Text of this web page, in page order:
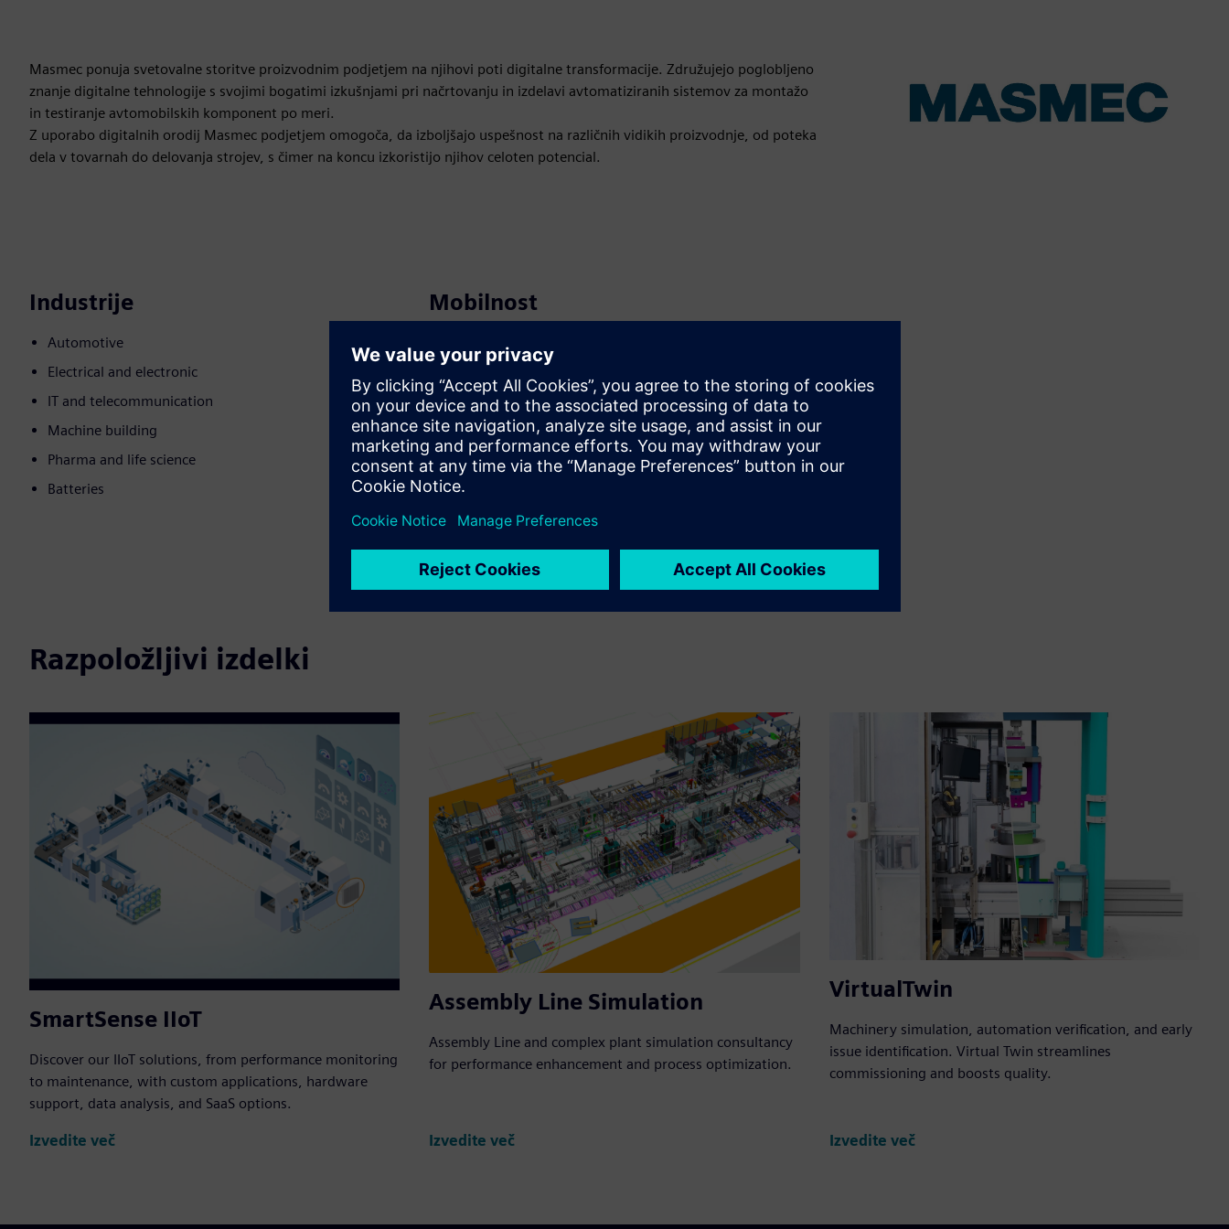
Masmec ponuja svetovalne storitve proizvodnim podjetjem na njihovi poti digitalne transformacije. Združujejo poglobljeno
znanje digitalne tehnologije s svojimi bogatimi izkušnjami pri načrtovanju in izdelavi avtomatiziranih sistemov za montažo
in testiranje avtomobilskih komponent po meri.
Z uporabo digitalnih orodij Masmec podjetjem omogoča, da izboljšajo uspešnost na različnih vidikih proizvodnje, od poteka
dela v tovarnah do delovanja strojev, s čimer na koncu izkoristijo njihov celoten potencial.
Industrije
Automotive
Electrical and electronic
IT and telecommunication
Machine building
Pharma and life science
Batteries
Mobilnost
Razširi ali gradi na izdelku/rešitvi s programom Siemens
Xcelerator z ustvarjanjem novega izdelka ali ustvarjanja
nove rešitve za stranke z integracijo izdelka Siemens
Xcelerator in lastnega izdelka
Service
Zagotavlja storitev za izdelek/rešitev Siemens Xcelerator,
ki stranki pomaga pri izvajanju, integraciji, upravljanju ali
Razpoložljivi izdelki
SmartSense IIoT
Discover our IIoT solutions, from performance monitoring
to maintenance, with custom applications, hardware
support, data analysis, and SaaS options.
Izvedite več
Assembly Line Simulation
Assembly Line and complex plant simulation consultancy
for performance enhancement and process optimization.
Izvedite več
VirtualTwin
Machinery simulation, automation verification, and early
issue identification. Virtual Twin streamlines
commissioning and boosts quality.
Izvedite več